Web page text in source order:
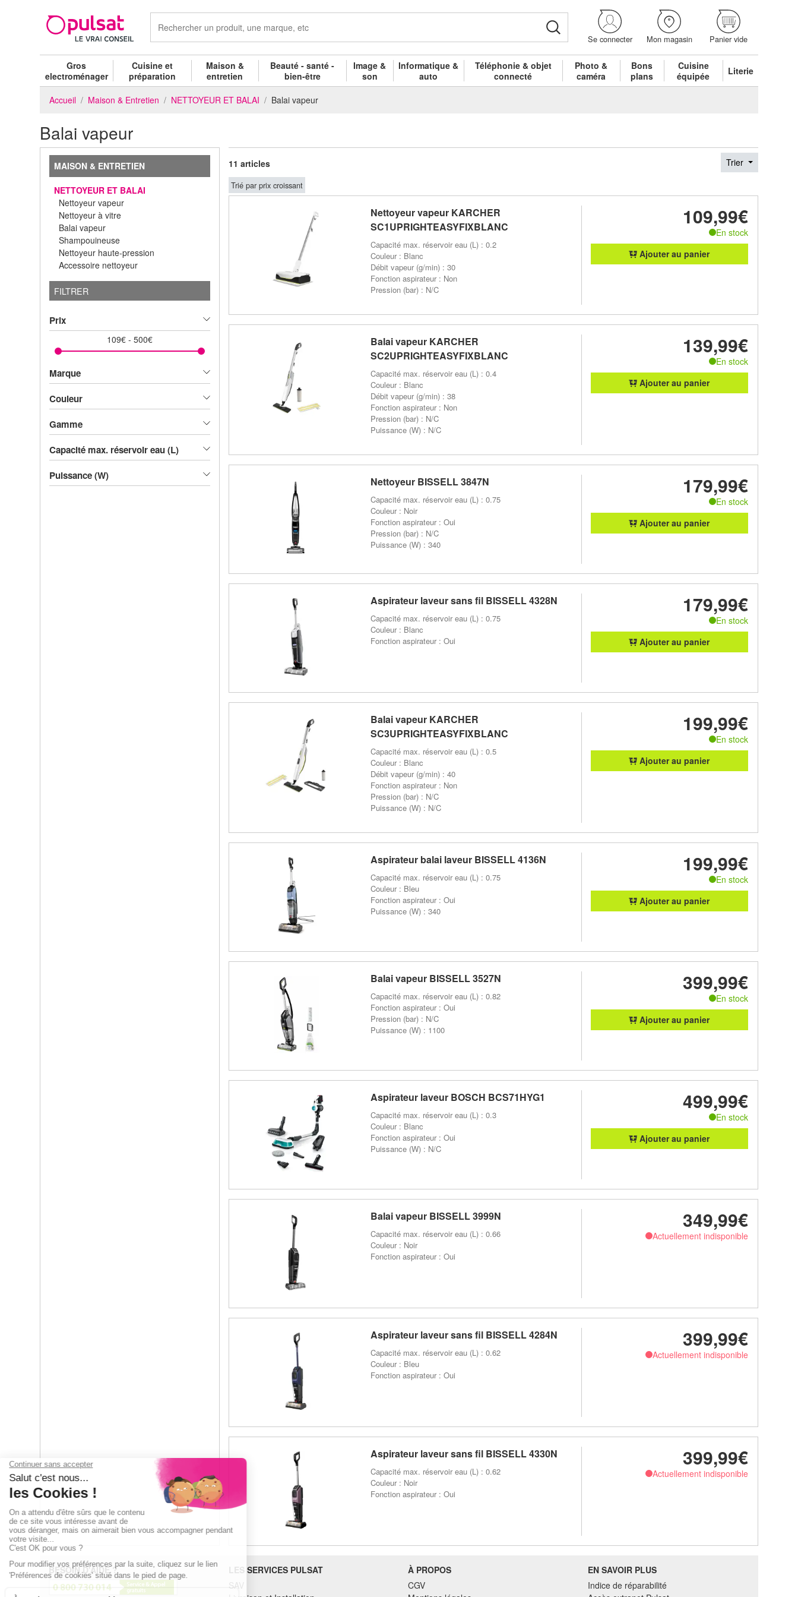
Se connecter Mon magasin Panier vide
Gros
electroménager
Cuisine et
préparation
Maison &
entretien
Beauté - santé -
bien-être
Image &
son
Informatique &
auto
Téléphonie & objet
connecté
Photo &
caméra
Bons
plans
Cuisine
équipée
Literie
Accueil Maison & Entretien NETTOYEUR ET BALAI Balai vapeur
Balai vapeur
MAISON & ENTRETIEN
NETTOYEUR ET BALAI
Nettoyeur vapeur
Nettoyeur à vitre
Balai vapeur
Shampouineuse
Nettoyeur haute-pression
Accessoire nettoyeur
FILTRER
Prix
109€- 500€
Marque
Couleur
Gamme
Capacité max. réservoir eau (L)
Puissance (W)
11 articles Trier
Trié par prix croissant
Nettoyeur vapeur KARCHER
SC1UPRIGHTEASYFIXBLANC
Capacité max. réservoir eau (L) : 0.2
Couleur : Blanc
Débit vapeur (g/min) : 30
Fonction aspirateur : Non
Pression (bar) : N/C
109,99€
En stock
Ajouter au panier
Balai vapeur KARCHER
SC2UPRIGHTEASYFIXBLANC
Capacité max. réservoir eau (L) : 0.4
Couleur : Blanc
Débit vapeur (g/min) : 38
Fonction aspirateur : Non
Pression (bar) : N/C
Puissance (W) : N/C
139,99€
En stock
Ajouter au panier
Nettoyeur BISSELL 3847N
Capacité max. réservoir eau (L) : 0.75
Couleur : Noir
Fonction aspirateur : Oui
Pression (bar) : N/C
Puissance (W) : 340
179,99€
En stock
Ajouter au panier
Aspirateur laveur sans fil BISSELL 4328N
Capacité max. réservoir eau (L) : 0.75
Couleur : Blanc
Fonction aspirateur : Oui
179,99€
En stock
Ajouter au panier
Balai vapeur KARCHER
SC3UPRIGHTEASYFIXBLANC
Capacité max. réservoir eau (L) : 0.5
Couleur : Blanc
Débit vapeur (g/min) : 40
Fonction aspirateur : Non
Pression (bar) : N/C
Puissance (W) : N/C
199,99€
En stock
Ajouter au panier
Aspirateur balai laveur BISSELL 4136N
Capacité max. réservoir eau (L) : 0.75
Couleur : Bleu
Fonction aspirateur : Oui
Puissance (W) : 340
199,99€
En stock
Ajouter au panier
Balai vapeur BISSELL 3527N
Capacité max. réservoir eau (L) : 0.82
Fonction aspirateur : Oui
Pression (bar) : N/C
Puissance (W) : 1100
399,99€
En stock
Ajouter au panier
Aspirateur laveur BOSCH BCS71HYG1
Capacité max. réservoir eau (L) : 0.3
Couleur : Blanc
Fonction aspirateur : Oui
Puissance (W) : N/C
499,99€
En stock
Ajouter au panier
Balai vapeur BISSELL 3999N
Capacité max. réservoir eau (L) : 0.66
Couleur : Noir
Fonction aspirateur : Oui
349,99€
Actuellement indisponible
Aspirateur laveur sans fil BISSELL 4284N
Capacité max. réservoir eau (L) : 0.62
Couleur : Bleu
Fonction aspirateur : Oui
399,99€
Actuellement indisponible
Aspirateur laveur sans fil BISSELL 4330N
Capacité max. réservoir eau (L) : 0.62
Couleur : Noir
Fonction aspirateur : Oui
399,99€
Actuellement indisponible
BESOIN D'AIDE ?
LES SERVICES PULSAT
SAV
À PROPOS
CGV
EN SAVOIR PLUS
Indice de réparabilité